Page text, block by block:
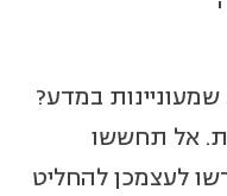
במדע?
אל תחששו
לעצמכן להחליט